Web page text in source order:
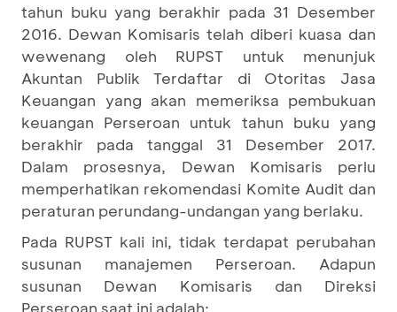
tahun buku yang berakhir pada 31 Desember
2016. Dewan Komisaris telah diberi kuasa dan
wewenang oleh RUPST untuk menunjuk
Akuntan Publik Terdaftar di Otoritas Jasa
Keuangan yang akan memeriksa pembukuan
keuangan Perseroan untuk tahun buku yang
berakhir pada tanggal 31 Desember 2017.
Dalam prosesnya, Dewan Komisaris perlu
memperhatikan rekomendasi Komite Audit dan
peraturan perundang-undangan yang berlaku.
Pada RUPST kali ini, tidak terdapat perubahan
susunan manajemen Perseroan. Adapun
susunan Dewan Komisaris dan Direksi
Perseroan saat ini adalah: